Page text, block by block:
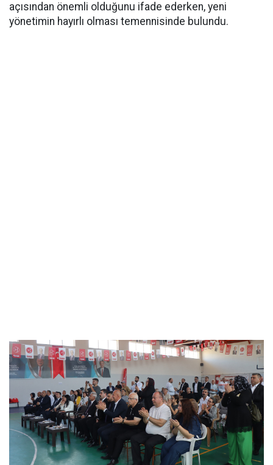
açısından önemli olduğunu ifade ederken, yeni
yönetimin hayırlı olması temennisinde bulundu.